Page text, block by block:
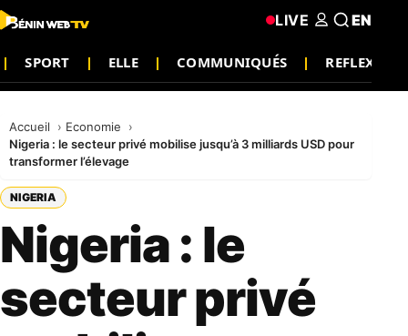
SPORT ELLE COMMUNIQUÉS REFLEXION
LIVE EN
Accueil
Economie
Nigeria : le secteur privé mobilise jusqu’à 3 milliards USD pour
transformer l’élevage
NIGERIA
Nigeria : le
secteur privé